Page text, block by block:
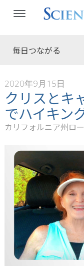
毎日つながる
2020年9月15日
クリスとキ
でハイキン
カリフォルニア州ロ